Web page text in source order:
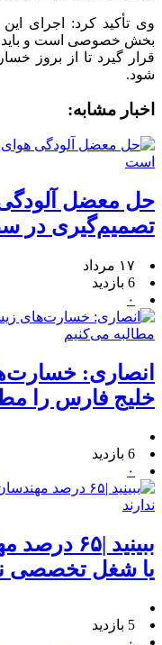
وی تأکید کرد: اجرای
بخش خصوصی است و باید
قرار گیرد تا از بروز
شود.
اخبار مشابه:
حل معضل آلودگی
تصمیم‌گیری در
۱۷ مرداد
6 بازدید
۰
انصاری:
خلیج فارس را
6 بازدید
۰
ببینید
یا شغل تخصصی
5 بازدید
۰